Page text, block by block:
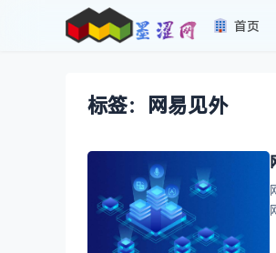
首页
标签：网易见外